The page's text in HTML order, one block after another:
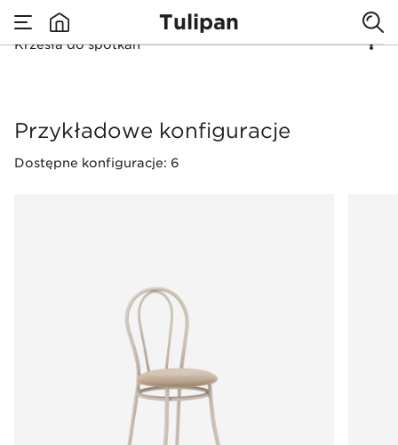
Tulipan
Krzesła do spotkań
Krzesła do spotkań
Przykładowe konfiguracje
Dostępne konfiguracje: 6